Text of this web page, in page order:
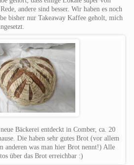
andere sind besser. Wir haben es noch
bisher nur Takeaway Kaffee geholt, mich
Bäckerei entdeckt in Comber, ca. 20
Die haben sehr gutes Brot (vor allem
anderen was man hier Brot nennt!) Alle
über das Brot erreichbar :)